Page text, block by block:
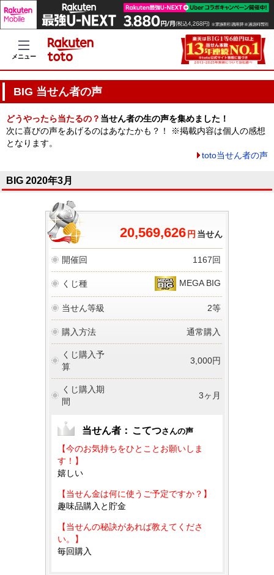
メニュー
BIG 当せん者の声
どうやったら当たるの？ 当せん者の生の声を集めました！
次に喜びの声をあげるのはあなたかも？！ ※掲載内容は個人の感想
となります。
toto当せん者の声
BIG 2020年3月
20,569,626 円 当せん
開催回 1167回
くじ種 MEGA BIG
当せん等級 2等
購入方法 通常購入
くじ購入予
算
3,000円
くじ購入期
間
3ヶ月
当せん者： こてつさんの声
【今のお気持ちをひとことお願いしま
す！】
嬉しい
【当せん金は何に使うご予定ですか？】
趣味品購入と貯金
【当せんの秘訣があれば教えてくださ
い。】
毎回購入